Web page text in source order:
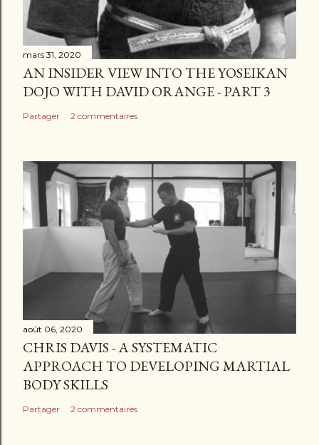
mars 31, 2020
AN INSIDER VIEW INTO THE YOSEIKAN
DOJO WITH DAVID ORANGE - PART 3
Partager 2 commentaires
août 06, 2020
CHRIS DAVIS - A SYSTEMATIC
APPROACH TO DEVELOPING MARTIAL
BODY SKILLS
Partager 2 commentaires